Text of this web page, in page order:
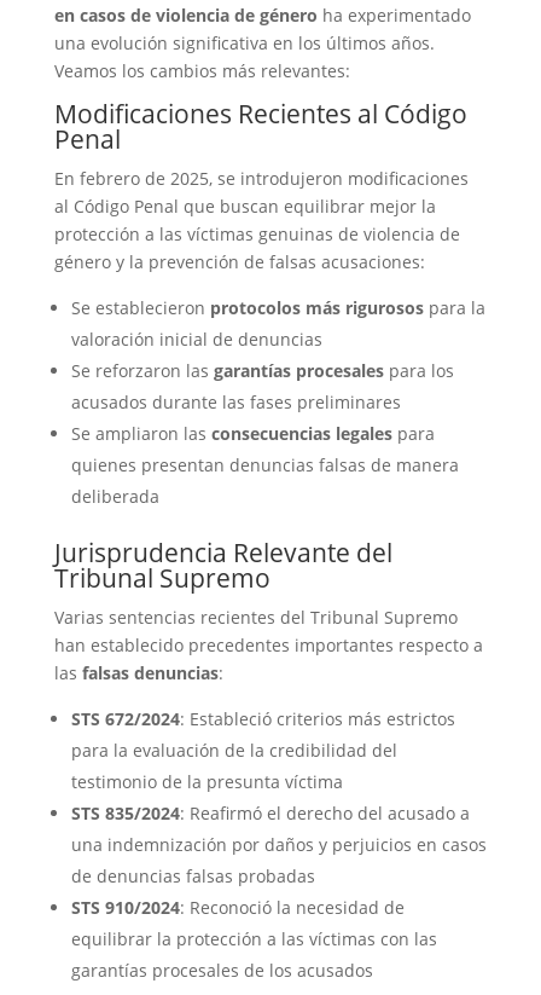
en casos de violencia de género ha experimentado
una evolución significativa en los últimos años.
Veamos los cambios más relevantes:
Modificaciones Recientes al Código
Penal
En febrero de 2025, se introdujeron modificaciones
al Código Penal que buscan equilibrar mejor la
protección a las víctimas genuinas de violencia de
género y la prevención de falsas acusaciones:
Se establecieron protocolos más rigurosospara la
valoración inicial de denuncias
Se reforzaron las garantías procesalespara los
acusados durante las fases preliminares
Se ampliaron las consecuencias legalespara
quienes presentan denuncias falsas de manera
deliberada
Jurisprudencia Relevante del
Tribunal Supremo
Varias sentencias recientes del Tribunal Supremo
han establecido precedentes importantes respecto a
las falsas denuncias:
STS 672/2024: Estableció criterios más estrictos
para la evaluación de la credibilidad del
testimonio de la presunta víctima
STS 835/2024: Reafirmó el derecho del acusado a
una indemnización por daños y perjuicios en casos
de denuncias falsas probadas
STS 910/2024: Reconoció la necesidad de
equilibrar la protección a las víctimas con las
garantías procesales de los acusados